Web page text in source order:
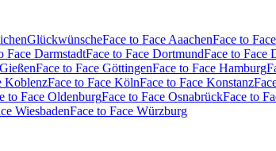
GlückwünscheFace to Face AaachenFace to
Face DarmstadtFace to Face DortmundFace to Face
Face to Face GöttingenFace to Face Hamburg
KoblenzFace to Face KölnFace to Face Konstanz
to Face OldenburgFace to Face OsnabrückFace to
WiesbadenFace to Face Würzburg